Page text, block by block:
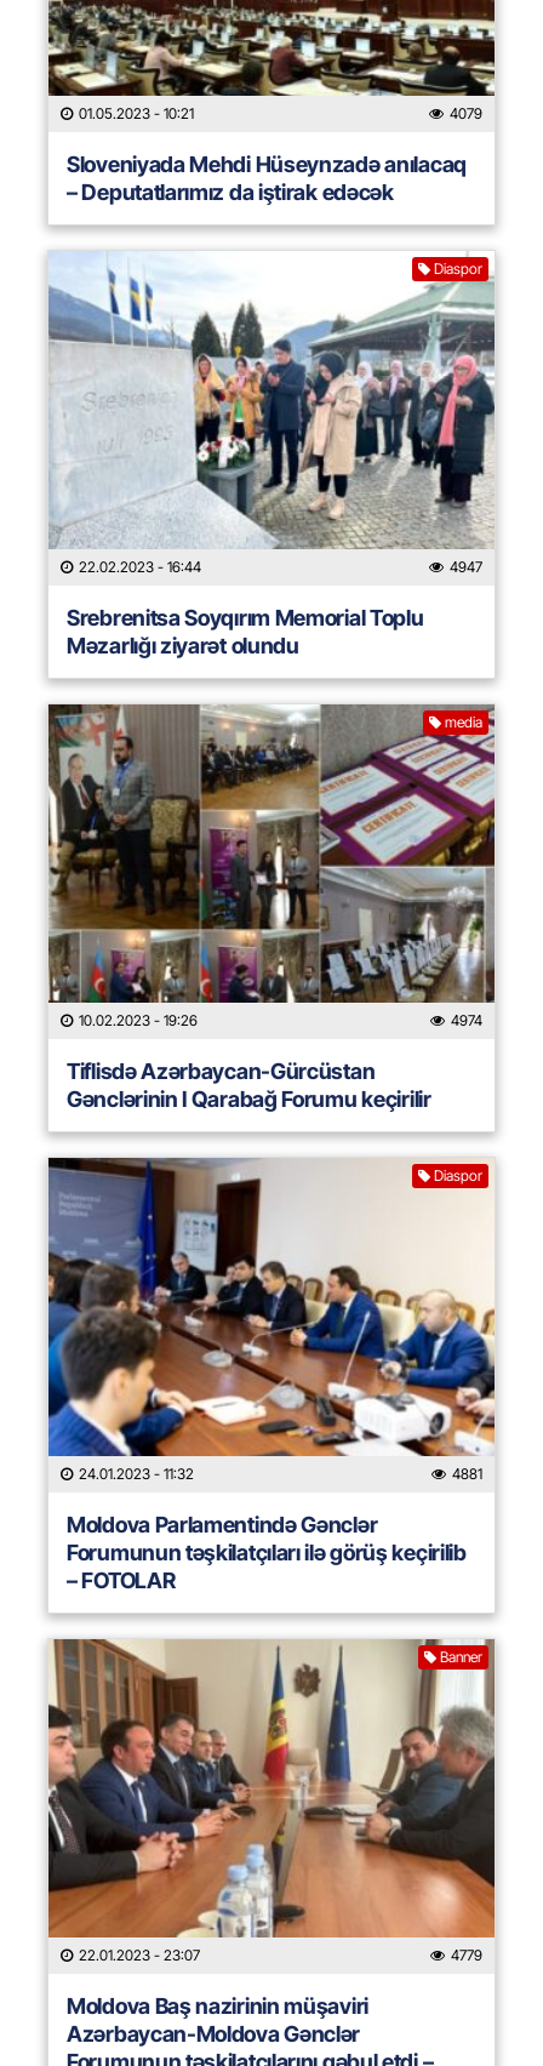
01.05.2023 - 10:21 4079
Sloveniyada Mehdi Hüseynzadə anılacaq
– Deputatlarımız da iştirak edəcək
Diaspor
22.02.2023 - 16:44 4947
Srebrenitsa Soyqırım Memorial Toplu
Məzarlığı ziyarət olundu
media
10.02.2023 - 19:26 4974
Tiflisdə Azərbaycan-Gürcüstan
Gənclərinin I Qarabağ Forumu keçirilir
Diaspor
24.01.2023 - 11:32 4881
Moldova Parlamentində Gənclər
Forumunun təşkilatçıları ilə görüş keçirilib
– FOTOLAR
Banner
22.01.2023 - 23:07 4779
Moldova Baş nazirinin müşaviri
Azərbaycan-Moldova Gənclər